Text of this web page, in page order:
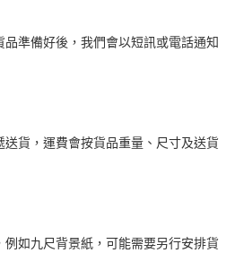
準備好後，我們會以短訊或電話通知
貨，運費會按貨品重量、尺寸及送貨
如九尺背景紙，可能需要另行安排貨